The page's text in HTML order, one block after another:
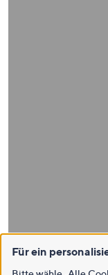
Für ein